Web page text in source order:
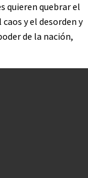
quieren quebrar el
y el desorden y
de la nación,